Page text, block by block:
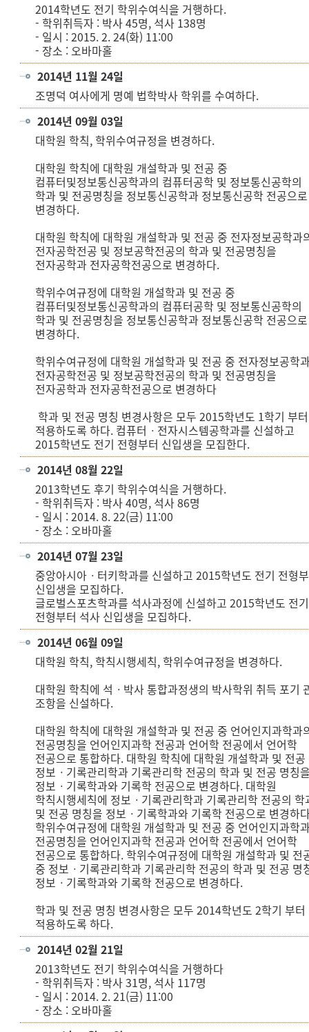
2014학년도 전기 학위수여식을 거행하다.
- 학위취득자 : 박사 45명, 석사 138명
- 일시 : 2015. 2. 24(화) 11:00
- 장소 : 오바마홀
2014년 11월 24일
조명덕 여사에게 명예 법학박사 학위를 수여하다.
2014년 09월 03일
대학원 학칙, 학위수여규정을 변경하다.
대학원 학칙에 대학원 개설학과 및 전공 중
컴퓨터및정보통신공학과의 컴퓨터공학 및 정보통신공학의
학과 및 전공명칭을 정보통신공학과 정보통신공학 전공으로
변경하다.
대학원 학칙에 대학원 개설학과 및 전공 중 전자정보공학과
전자공학전공 및 정보공학전공의 학과 및 전공명칭을
전자공학과 전자공학전공으로 변경하다.
학위수여규정에 대학원 개설학과 및 전공 중
컴퓨터및정보통신공학과의 컴퓨터공학 및 정보통신공학의
학과 및 전공명칭을 정보통신공학과 정보통신공학 전공으로
변경하다.
학위수여규정에 대학원 개설학과 및 전공 중 전자정보공학
전자공학전공 및 정보공학전공의 학과 및 전공명칭을
전자공학과 전자공학전공으로 변경하다
학과 및 전공 명칭 변경사항은 모두 2015학년도 1학기 부터
적용하도록 하다. 컴퓨터ㆍ전자시스템공학과를 신설하고
2015학년도 전기 전형부터 신입생을 모집한다.
2014년 08월 22일
2013학년도 후기 학위수여식을 거행하다.
- 학위취득자 : 박사 40명, 석사 86명
- 일시 : 2014. 8. 22(금) 11:00
- 장소 : 오바마홀
2014년 07월 23일
중앙아시아ㆍ터키학과를 신설하고 2015학년도 전기 전형
신입생을 모집하다.
글로벌스포츠학과를 석사과정에 신설하고 2015학년도 전기
전형부터 석사 신입생을 모집하다.
2014년 06월 09일
대학원 학칙, 학칙시행세칙, 학위수여규정을 변경하다.
대학원 학칙에 석ㆍ박사 통합과정생의 박사학위 취득 포기
조항을 신설하다.
대학원 학칙에 대학원 개설학과 및 전공 중 언어인지과학과
전공명칭을 언어인지과학 전공과 언어학 전공에서 언어학
전공으로 통합하다. 대학원 학칙에 대학원 개설학과 및 전공
정보ㆍ기록관리학과 기록관리학 전공의 학과 및 전공 명칭
정보ㆍ기록학과와 기록학 전공으로 변경하다. 대학원
학칙시행세칙에 정보ㆍ기록관리학과 기록관리학 전공의 학
및 전공 명칭을 정보ㆍ기록학과와 기록학 전공으로 변경하
학위수여규정에 대학원 개설학과 및 전공 중 언어인지과학
전공명칭을 언어인지과학 전공과 언어학 전공에서 언어학
전공으로 통합하다. 학위수여규정에 대학원 개설학과 및 전
중 정보ㆍ기록관리학과 기록관리학 전공의 학과 및 전공 명
정보ㆍ기록학과와 기록학 전공으로 변경하다.
학과 및 전공 명칭 변경사항은 모두 2014학년도 2학기 부터
적용하도록 하다.
2014년 02월 21일
2013학년도 전기 학위수여식을 거행하다
- 학위취득자 : 박사 31명, 석사 117명
- 일시 : 2014. 2. 21(금) 11:00
- 장소 : 오바마홀